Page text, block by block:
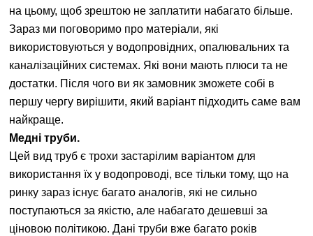
на цьому, щоб зрештою не заплатити набагато більше.
Зараз ми поговоримо про матеріали, які
використовуються у водопровідних, опалювальних та
каналізаційних системах. Які вони мають плюси та не
достатки. Після чого ви як замовник зможете собі в
першу чергу вирішити, який варіант підходить саме вам
найкраще.
Медні труби.
Цей вид труб є трохи застарілим варіантом для
використання їх у водопроводі, все тільки тому, що на
ринку зараз існує багато аналогів, які не сильно
поступаються за якістю, але набагато дешевші за
ціновою політикою. Дані труби вже багато років